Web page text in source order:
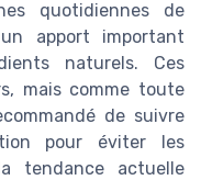
quotidiennes de
apport important
naturels. Ces
mais comme toute
de suivre
pour éviter les
tendance actuelle